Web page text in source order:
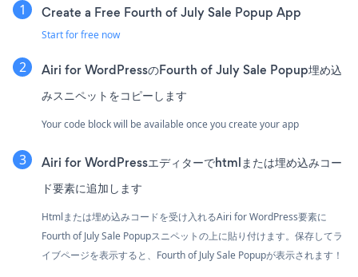
Create a Free Fourth of July Sale Popup App
Start for free now
Airi for WordPressのFourth of July Sale Popup埋め込
みスニペットをコピーします
Your code block will be available once you create your app
Airi for WordPressエディターでhtmlまたは埋め込みコー
ド要素に追加します
Htmlまたは埋め込みコードを受け入れるAiri for WordPress要素に
Fourth of July Sale Popupスニペットの上に貼り付けます。保存してラ
イブページを表示すると、Fourth of July Sale Popupが表示されます！